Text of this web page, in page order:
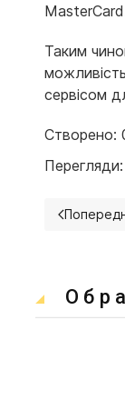
Таким
сервісом
Створено: